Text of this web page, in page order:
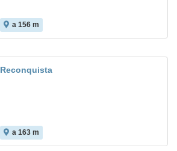
a 156 m
Reconquista
a 163 m